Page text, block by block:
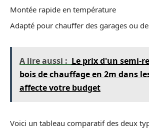
Montée rapide en température
Adapté pour chauffer des garages ou
A lire aussi : Le prix d'un semi-
bois de chauffage en 2m dans
affecte votre budget
Voici un tableau comparatif des deux